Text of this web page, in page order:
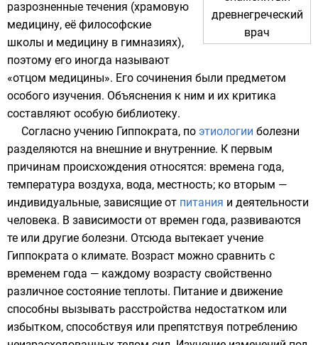
древнегреческий
врач
разрозненные течения (храмовую
медицину, её философские
школы и медицину в гимназиях),
поэтому его иногда называют
«отцом медицины». Его сочинения были предметом
особого изучения. Объяснения к ним и их критика
составляют особую библиотеку.
Согласно учению Гиппократа, по этиологии болезни
разделяются на внешние и внутренние. К первым
причинам происхождения относятся: времена года,
температура воздуха, вода, местность; ко вторым —
индивидуальные, зависящие от питания и деятельности
человека. В зависимости от времен года, развиваются
те или другие болезни. Отсюда вытекает учение
Гиппократа о климате. Возраст можно сравнить с
временем года — каждому возрасту свойственно
различное состояние теплоты. Питание и движение
способны вызывать расстройства недостатком или
избытком, способствуя или препятствуя потреблению